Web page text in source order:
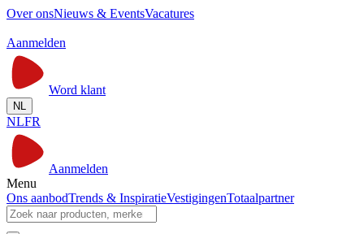
Over onsNieuws & EventsVacatures
Aanmelden
Word klant
NL
NLFR
Aanmelden
Menu
Ons aanbodTrends & InspiratieVestigingenTotaalpartner